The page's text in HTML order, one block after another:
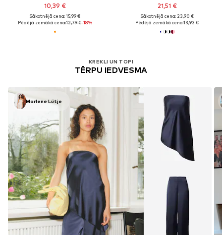
10,39 €
Sākotnējā cena: 15,99 €
Pēdējā zemākā cena:12,79 €-18%
21,51 €
Sākotnējā cena: 23,90 €
Pēdējā zemākā cena:13,93 €
KREKLI UN TOPI
TĒRPU IEDVESMA
Marlene Lütje